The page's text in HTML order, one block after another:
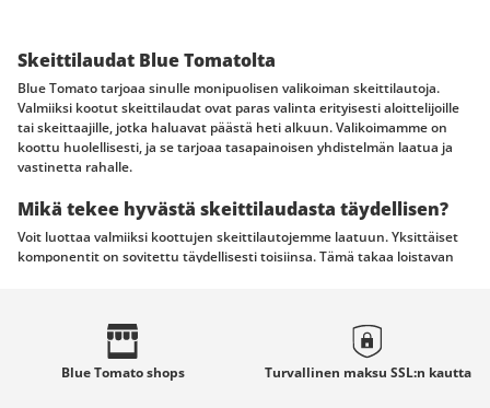
Skeittilaudat Blue Tomatolta
Blue Tomato tarjoaa sinulle monipuolisen valikoiman skeittilautoja.
Valmiiksi kootut skeittilaudat ovat paras valinta erityisesti aloittelijoille
tai skeittaajille, jotka haluavat päästä heti alkuun. Valikoimamme on
koottu huolellisesti, ja se tarjoaa tasapainoisen yhdistelmän laatua ja
vastinetta rahalle.
Mikä tekee hyvästä skeittilaudasta täydellisen?
Voit luottaa valmiiksi koottujen skeittilautojemme laatuun. Yksittäiset
komponentit on sovitettu täydellisesti toisiinsa. Tämä takaa loistavan
Sinun etusi Blue Tomaton kanssa
Valmiiksi kootut tuotteemme koostuvat huolellisesti valituista,
korkealaatuisista komponenteista.
Koska lauta on jo valmiiksi koottu, voit aloittaa heti.
Blue Tomatoshops Turvallinen maksu SSL:n kautta